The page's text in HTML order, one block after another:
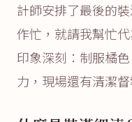
計師安排了最後的
作忙，就請我幫忙
印象深刻：制服橘
力，現場還有清潔